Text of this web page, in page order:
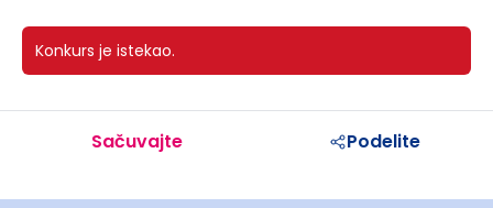
Konkurs je istekao.
Sačuvajte Podelite